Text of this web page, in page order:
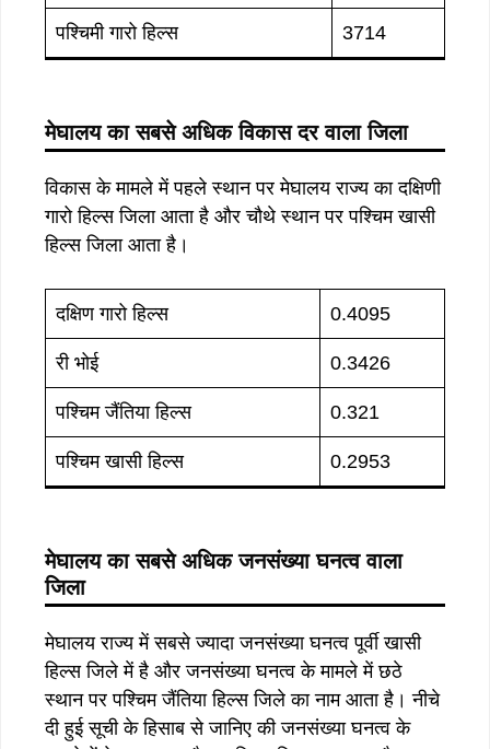
पश्चिमी गारो हिल्स 3714
मेघालय का सबसे अधिक विकास दर वाला जिला
विकास के मामले में पहले स्थान पर मेघालय राज्य का दक्षिणी
गारो हिल्स जिला आता है और चौथे स्थान पर पश्चिम खासी
हिल्स जिला आता है।
दक्षिण गारो हिल्स 0.4095
री भोई 0.3426
पश्चिम जैंतिया हिल्स 0.321
पश्चिम खासी हिल्स 0.2953
मेघालय का सबसे अधिक जनसंख्या घनत्व वाला
जिला
मेघालय राज्य में सबसे ज्यादा जनसंख्या घनत्व पूर्वी खासी
हिल्स जिले में है और जनसंख्या घनत्व के मामले में छठे
स्थान पर पश्चिम जैंतिया हिल्स जिले का नाम आता है। नीचे
दी हुई सूची के हिसाब से जानिए की जनसंख्या घनत्व के